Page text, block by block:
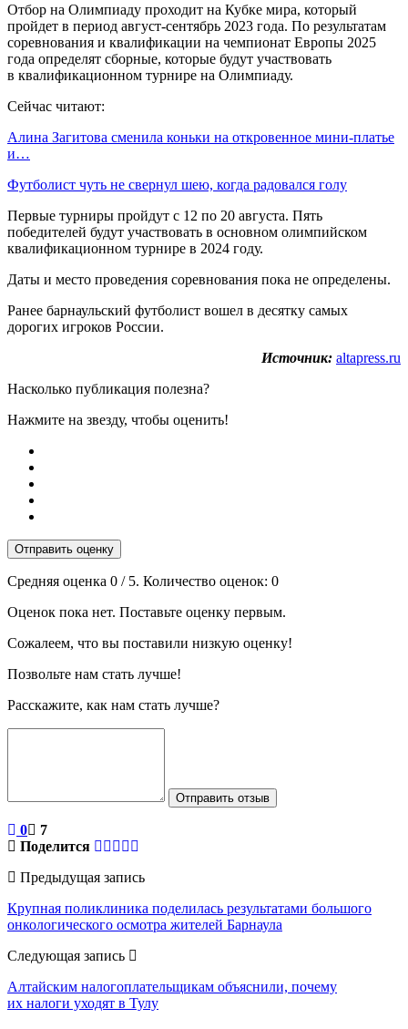
Отбор на Олимпиаду проходит на Кубке мира, который
пройдет в период август-сентябрь 2023 года. По результатам
соревнования и квалификации на чемпионат Европы 2025
года определят сборные, которые будут участвовать
в квалификационном турнире на Олимпиаду.
Сейчас читают:
Алина Загитова сменила коньки на откровенное мини-платье
и…
Футболист чуть не свернул шею, когда радовался голу
Первые турниры пройдут с 12 по 20 августа. Пять
победителей будут участвовать в основном олимпийском
квалификационном турнире в 2024 году.
Даты и место проведения соревнования пока не определены.
Ранее барнаульский футболист вошел в десятку самых
дорогих игроков России.
Источник: altapress.ru
Насколько публикация полезна?
Нажмите на звезду, чтобы оценить!
Отправить оценку
Средняя оценка 0 / 5. Количество оценок: 0
Оценок пока нет. Поставьте оценку первым.
Сожалеем, что вы поставили низкую оценку!
Позвольте нам стать лучше!
Расскажите, как нам стать лучше?
Отправить отзыв
0
7
Поделится
Предыдущая запись
Крупная поликлиника поделилась результатами большого
онкологического осмотра жителей Барнаула
Следующая запись
Алтайским налогоплательщикам объяснили, почему
их налоги уходят в Тулу